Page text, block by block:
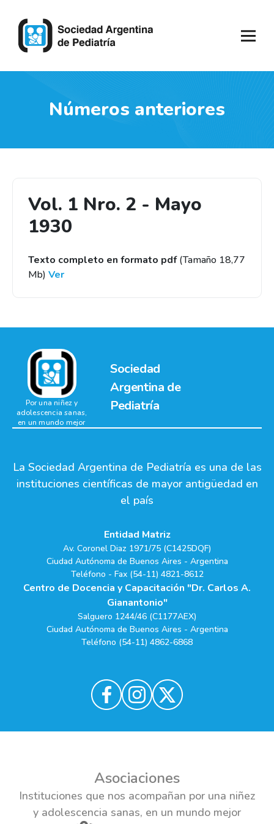
Números anteriores
Vol. 1 Nro. 2 - Mayo
1930
Texto completo en formato pdf(Tamaño 18,77
Mb) Ver
Sociedad
Argentina de
Pediatría
Por una niñez y
adolescencia sanas,
en un mundo mejor
La Sociedad Argentina de Pediatría es una de las
instituciones científicas de mayor antigüedad en
el país
Entidad Matriz
Av. Coronel Diaz 1971/75 (C1425DQF)
Ciudad Autónoma de Buenos Aires - Argentina
Teléfono - Fax (54-11) 4821-8612
Centro de Docencia y Capacitación "Dr. Carlos A.
Gianantonio"
Salguero 1244/46 (C1177AEX)
Ciudad Autónoma de Buenos Aires - Argentina
Teléfono (54-11) 4862-6868
Asociaciones
Instituciones que nos acompañan por una niñez
y adolescencia sanas, en un mundo mejor